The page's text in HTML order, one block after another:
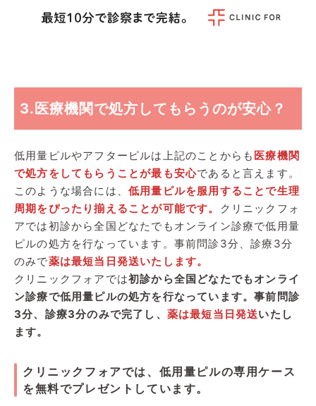
3.医療機関で処方してもらうのが安心？
低用量ピルやアフターピルは上記のことからも 医療機関
で処方をしてもらうことが最も安心であると言えます。
このような場合には、 低用量ピルを服用することで生理
周期をぴったり揃えることが可能です。
クリニックフォ
アでは初診から全国どなたでもオンライン診療で低用量
ピルの処方を行なっています。事前問診3分、診療3分
のみで薬は最短当日発送いたします。
クリニックフォアでは初診から全国どなたでもオンライ
ン診療で低用量ピルの処方を行なっています。事前問診
3分、診療3分のみで完了し、 薬は最短当日発送いたし
ます。
クリニックフォアでは、低用量ピルの専用ケース
を無料でプレゼントしています。